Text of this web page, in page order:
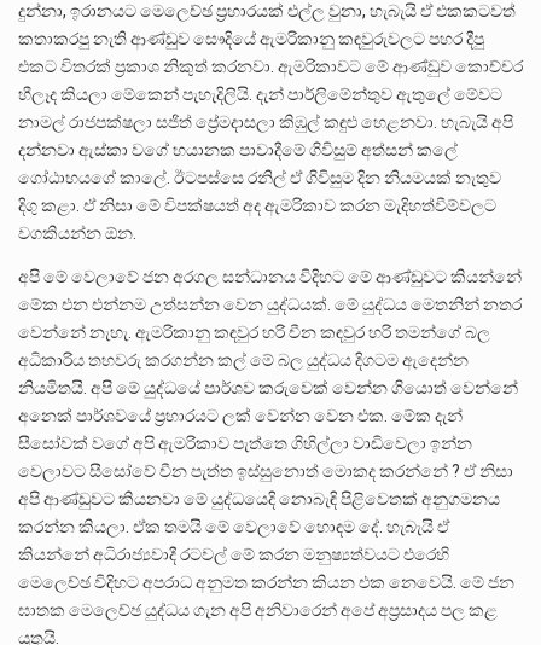
දුන්නා, ඉරානයට මෙලෙච්ඡ ප්‍රහාරයක් එල්ල වුනා, හැබැයි ඒ එකකටවත්
කතාකරපු නැති ආණ්ඩුව සෞදියේ ඇමරිකානු කඳවුරුවලට පහර දීපු
එකට විතරක් ප්‍රකාශ නිකුත් කරනවා. ඇමරිකාවට මේ ආණ්ඩුව කොච්චර
හීලෑද කියලා මේකෙන් පැහැදිලියි. දැන් පාර්ලිමේන්තුව ඇතුලේ මේවට
නාමල් රාජපක්ෂලා සජිත් ප්‍රේමදාසලා කිඹුල් කඳුළු හෙළනවා. හැබැයි අපි
දන්නවා ඇස්කා වගේ භයානක පාවාදීමේ ගිවිසුම් අත්සන් කලේ
ගෝඨාභයගේ කාලේ. ඊටපස්සෙ රනිල් ඒ ගිවිසුම දින නියමයක් නැතුව
දිගු කළා. ඒ නිසා මේ විපක්ෂයත් අද ඇමරිකාව කරන මැදිහත්වීම්වලට
වගකියන්න ඕන.
අපි මේ වෙලාවේ ජන අරගල සන්ධානය විදිහට මේ ආණ්ඩුවට කියන්නේ
මේක එන එන්නම උත්සන්න වෙන යුද්ධයක්. මේ යුද්ධය මෙතනින් නතර
වෙන්නේ නැහැ. ඇමරිකානු කඳවුර හරි චීන කඳවුර හරි තමන්ගේ බල
අධිකාරිය තහවරු කරගන්න කල් මේ බල යුද්ධය දිගටම ඇදෙන්න
නියමිතයි. අපි මේ යුද්ධයේ පාර්ශව කරුවෙක් වෙන්න ගියොත් වෙන්නේ
අනෙක් පාර්ශවයේ ප්‍රහාරයට ලක් වෙන්න වෙන එක. මේක දැන්
සීසෝවක් වගේ අපි ඇමරිකාව පැත්තෙ ගිහිල්ලා වාඩිවෙලා ඉන්න
වෙලාවට සීසෝවේ චීන පැත්ත ඉස්සුනොත් මොකද කරන්නේ ? ඒ නිසා
අපි ආණ්ඩුවට කියනවා මේ යුද්ධයෙදි නොබැඳි පිළිවෙතක් අනුගමනය
කරන්න කියලා. ඒක තමයි මේ වෙලාවේ හොඳම දේ. හැබැයි ඒ
කියන්නේ අධිරාජ්‍යවාදී රටවල් මේ කරන මනුෂ්‍යත්වයට එරෙහි
මෙලෙච්ඡ විදිහට අපරාධ අනුමත කරන්න කියන එක නෙවෙයි. මේ ජන
ඝාතක මෙලෙච්ඡ යුද්ධය ගැන අපි අනිවාරෙන් අපේ අප්‍රසාදය පල කළ
යුතුයි.